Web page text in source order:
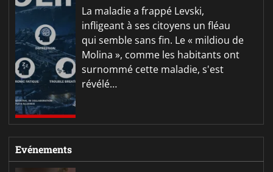
La maladie a frappé Levski,
infligeant à ses citoyens un fléau
qui semble sans fin. Le « mildiou de
Molina », comme les habitants ont
surnommé cette maladie, s'est
révélé…
Evénements